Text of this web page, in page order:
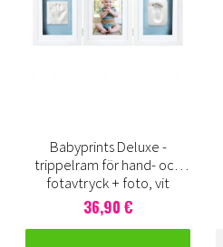
Babyprints Deluxe -
trippelram för hand- och
fotavtryck + foto, vit
36,90 €